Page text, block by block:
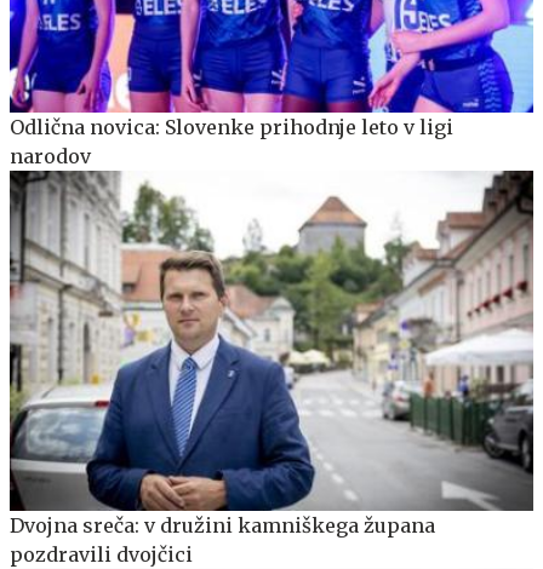
Odlična novica: Slovenke prihodnje leto v ligi
narodov
Dvojna sreča: v družini kamniškega župana
pozdravili dvojčici